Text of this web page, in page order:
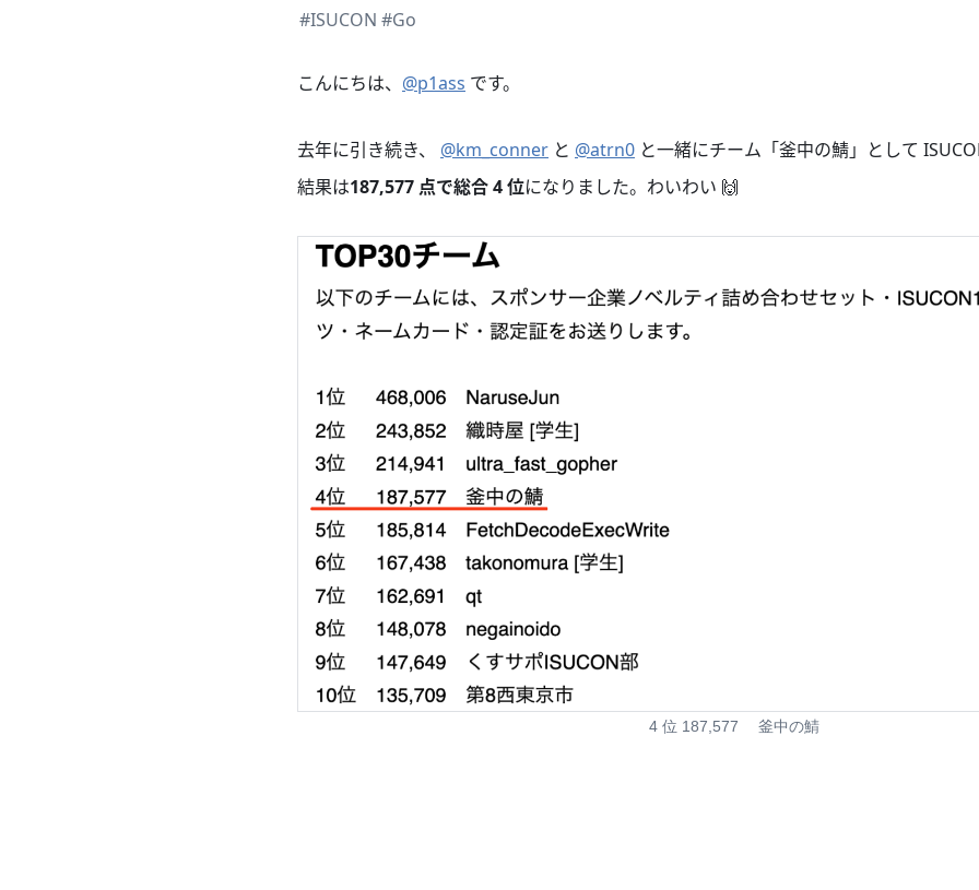
#ISUCON #Go
こんにちは、 @p1ass です。
去年に引き続き、 @km_conner と @atrn0 と一緒にチーム「釜中の鯖」として
結果は187,577 点で総合 4 位になりました。わいわい 🙌
4 位 187,577 釜中の鯖